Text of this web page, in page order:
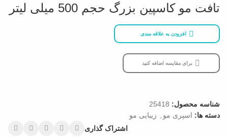
تافت مو کاسپین بزرگ حجم 500 میلی لیتر
افزودن به علاقه مندی
برای مقایسه اضافه کنید
شناسه محصول: 25418
دسته ها: اسپری مو
زیبایی مو
اشتراک گذاری